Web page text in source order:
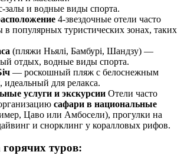
залы и водные виды спорта.
4-звездочные отели часто
в популярных туристических зонах, таких
(пляжи Ньялі, Бамбурі, Шандзу) —
отдых, водные виды спорта.
— роскошный пляж с белоснежным
идеальный для релакса.
услуги и экскурсии Отели часто
сафари в национальные
Цаво или Амбосели), прогулки на
и снорклинг у коралловых рифов.
туров: